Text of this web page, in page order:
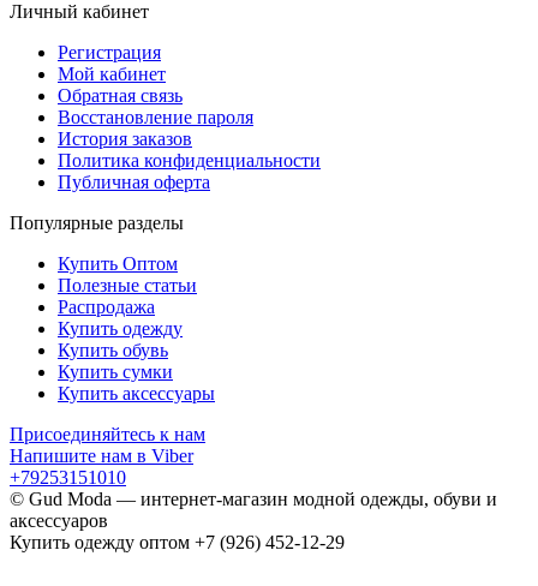
Личный кабинет
Регистрация
Мой кабинет
Обратная связь
Восстановление пароля
История заказов
Политика конфиденциальности
Публичная оферта
Популярные разделы
Купить Оптом
Полезные статьи
Распродажа
Купить одежду
Купить обувь
Купить сумки
Купить аксессуары
Присоединяйтесь к нам
Напишите нам в Viber
+79253151010
© Gud Moda — интернет-магазин модной одежды, обуви и
аксессуаров
Купить одежду оптом +7 (926) 452-12-29